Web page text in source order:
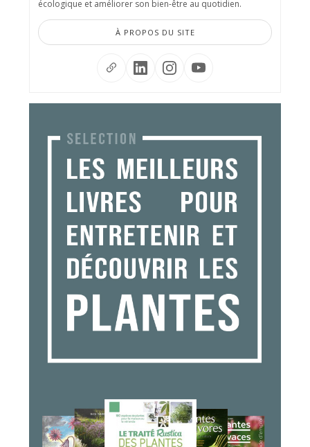
écologique et améliorer son bien-être au quotidien.
À PROPOS DU SITE